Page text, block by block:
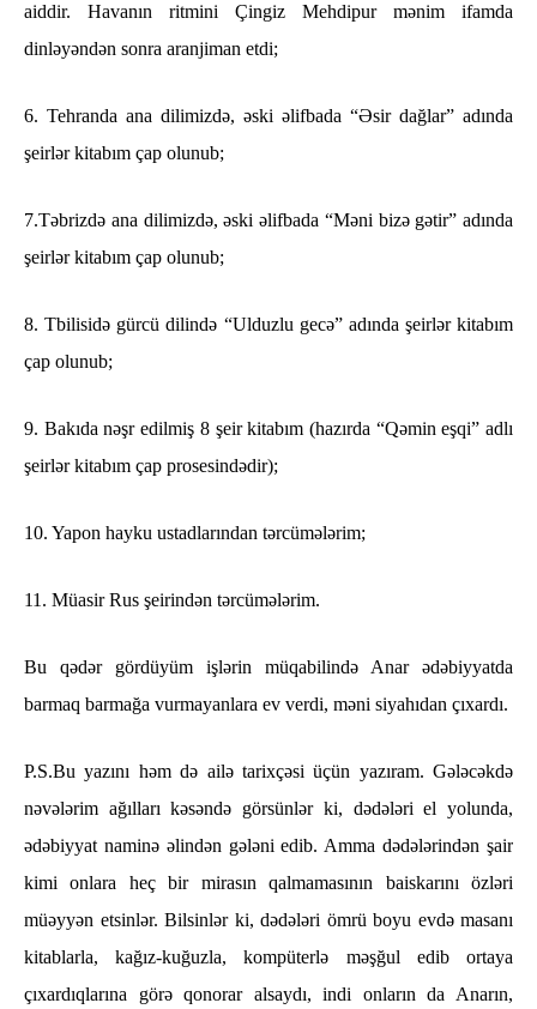
aiddir. Havanın ritmini Çingiz Mehdipur mənim ifamda
dinləyəndən sonra aranjiman etdi;
6. Tehranda ana dilimizdə, əski əlifbada “Əsir dağlar” adında
şeirlər kitabım çap olunub;
7.Təbrizdə ana dilimizdə, əski əlifbada “Məni bizə gətir” adında
şeirlər kitabım çap olunub;
8. Tbilisidə gürcü dilində “Ulduzlu gecə” adında şeirlər kitabım
çap olunub;
9. Bakıda nəşr edilmiş 8 şeir kitabım (hazırda “Qəmin eşqi” adlı
şeirlər kitabım çap prosesindədir);
10. Yapon hayku ustadlarından tərcümələrim;
11. Müasir Rus şeirindən tərcümələrim.
Bu qədər gördüyüm işlərin müqabilində Anar ədəbiyyatda
barmaq barmağa vurmayanlara ev verdi, məni siyahıdan çıxardı.
P.S.Bu yazını həm də ailə tarixçəsi üçün yazıram. Gələcəkdə
nəvələrim ağılları kəsəndə görsünlər ki, dədələri el yolunda,
ədəbiyyat naminə əlindən gələni edib. Amma dədələrindən şair
kimi onlara heç bir mirasın qalmamasının baiskarını özləri
müəyyən etsinlər. Bilsinlər ki, dədələri ömrü boyu evdə masanı
kitablarla, kağız-kuğuzla, kompüterlə məşğul edib ortaya
çıxardıqlarına görə qonorar alsaydı, indi onların da Anarın,